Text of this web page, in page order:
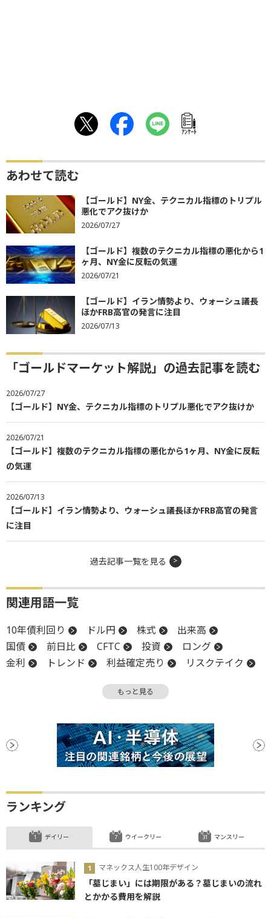
ｱﾝｹｰﾄ
あわせて読む
【ゴールド】NY金、テクニカル指標のトリプル
悪化でアク抜けか
2026/07/27
【ゴールド】複数のテクニカル指標の悪化から1
ヶ月、NY金に反転の気運
2026/07/21
【ゴールド】イラン情勢より、ウォーシュ議長
ほかFRB高官の発言に注目
2026/07/13
「ゴールドマーケット解説」の過去記事を読む
2026/07/27
【ゴールド】NY金、テクニカル指標のトリプル悪化でアク抜けか
2026/07/21
【ゴールド】複数のテクニカル指標の悪化から1ヶ月、NY金に反転
の気運
2026/07/13
【ゴールド】イラン情勢より、ウォーシュ議長ほかFRB高官の発言
に注目
過去記事一覧を見る
関連用語一覧
10年債利回り ドル円 株式
出来高
国債
前日比 CFTC 投資
ロング
金利
トレンド 利益確定売り
リスクテイク
物価 リスク
トランプリスク
反発 反落
PPI
米連邦公開市場委員会
上値
FRB
材料 下値
週足
安値
利下げ
もっと見る
ランキング
デイリー
マネックス人生100年デザイン
「墓じまい」には期限がある？墓じまいの流れ
とかかる費用を解説
ウイークリー マンスリー